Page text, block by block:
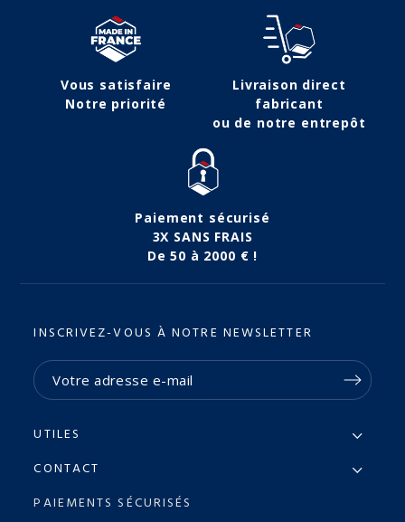
Vous satisfaire
Notre priorité
Livraison direct
fabricant
ou de notre entrepôt
Paiement sécurisé
3X SANS FRAIS
De 50 à 2000 € !
INSCRIVEZ-VOUS À NOTRE NEWSLETTER
UTILES
CONTACT
PAIEMENTS SÉCURISÉS